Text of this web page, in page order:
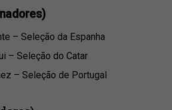
– Seleção da Espanha
– Seleção do Catar
– Seleção de Portugal